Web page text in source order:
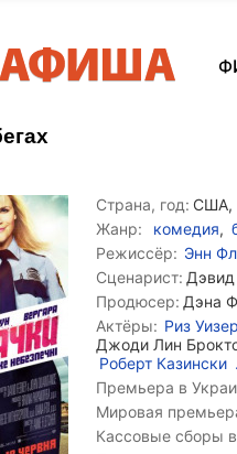
Страна, год: США,
Жанр:
комедия,
Режиссёр: Энн
Сценарист:
Продюсер: Дэна
Актёры: Риз
Джоди Лин
Роберт Казински
Премьера в
Мировая
Кассовые сборы